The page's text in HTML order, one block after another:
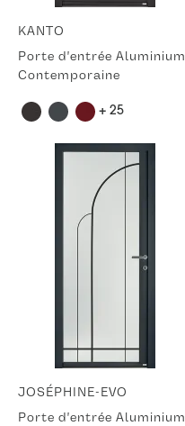
KANTO
Porte d'entrée Aluminium
Contemporaine
+ 25
JOSÉPHINE-EVO
Porte d'entrée Aluminium